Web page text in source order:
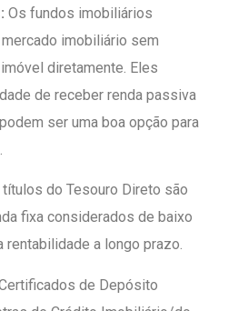
Os fundos imobiliários
imobiliário sem
diretamente. Eles
de receber renda passiva
ser uma boa opção para
títulos do Tesouro Direto são
fixa considerados de baixo
a longo prazo.
de Depósito